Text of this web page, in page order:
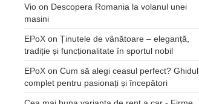
Vio on Descopera Romania la volanul unei
masini
EPoX on Ținutele de vânătoare – eleganță,
tradiție și funcționalitate în sportul nobil
EPoX on Cum să alegi ceasul perfect? Ghidul
complet pentru pasionați și începători